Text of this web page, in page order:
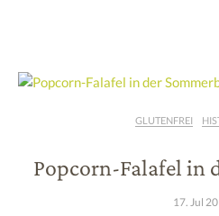
GLUTENFREI
Popcorn-Falafel in
17. Jul